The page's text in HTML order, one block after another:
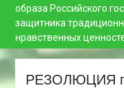
образа Российского
защитника
нравственных
РЕЗОЛЮЦИЯ